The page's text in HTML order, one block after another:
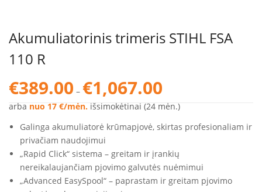
Akumuliatorinis trimeris STIHL FSA
110 R
€389.00 – €1,067.00
€389.00
€1,067.00
arba nuo 17 €/mėn. išsimokėtinai (24 mėn.)
Galinga akumuliatorė krūmapjovė, skirtas profesionaliam ir
privačiam naudojimui
„Rapid Click“ sistema – greitam ir įrankių
nereikalaujančiam pjovimo galvutės nuėmimui
„Advanced EasySpool“ – paprastam ir greitam pjovimo